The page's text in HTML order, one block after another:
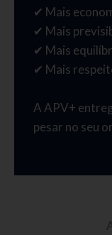
✔ Mais
✔ Mais
✔ Mais
✔ Mais
A APV+
pesar no seu